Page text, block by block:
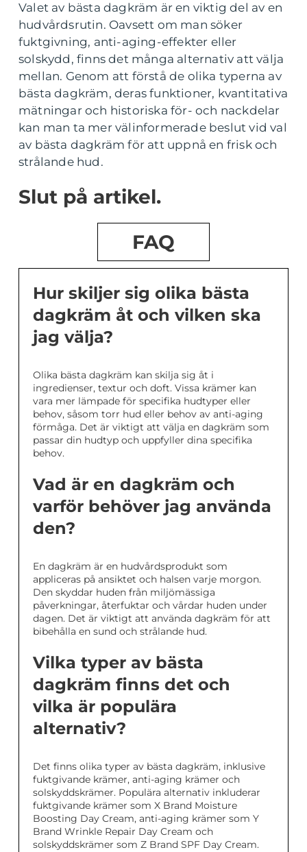
Valet av bästa dagkräm är en viktig del av en
hudvårdsrutin. Oavsett om man söker
fuktgivning, anti-aging-effekter eller
solskydd, finns det många alternativ att välja
mellan. Genom att förstå de olika typerna av
bästa dagkräm, deras funktioner, kvantitativa
mätningar och historiska för- och nackdelar
kan man ta mer välinformerade beslut vid val
av bästa dagkräm för att uppnå en frisk och
strålande hud.
Slut på artikel.
FAQ
Hur skiljer sig olika bästa
dagkräm åt och vilken ska
jag välja?
Olika bästa dagkräm kan skilja sig åt i
ingredienser, textur och doft. Vissa krämer kan
vara mer lämpade för specifika hudtyper eller
behov, såsom torr hud eller behov av anti-aging
förmåga. Det är viktigt att välja en dagkräm som
passar din hudtyp och uppfyller dina specifika
behov.
Vad är en dagkräm och
varför behöver jag använda
den?
En dagkräm är en hudvårdsprodukt som
appliceras på ansiktet och halsen varje morgon.
Den skyddar huden från miljömässiga
påverkningar, återfuktar och vårdar huden under
dagen. Det är viktigt att använda dagkräm för att
bibehålla en sund och strålande hud.
Vilka typer av bästa
dagkräm finns det och
vilka är populära
alternativ?
Det finns olika typer av bästa dagkräm, inklusive
fuktgivande krämer, anti-aging krämer och
solskyddskrämer. Populära alternativ inkluderar
fuktgivande krämer som X Brand Moisture
Boosting Day Cream, anti-aging krämer som Y
Brand Wrinkle Repair Day Cream och
solskyddskrämer som Z Brand SPF Day Cream.